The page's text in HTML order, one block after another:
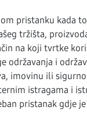
pristanku kada
tržišta,
na koji tvrtke
održavanja i
imovinu ili
istragama i
pristanak gdje